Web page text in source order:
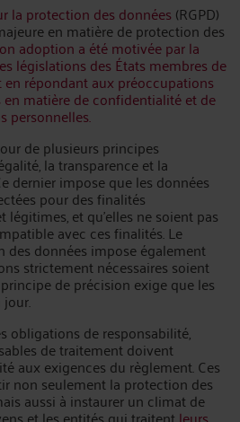
la protection des données (RGPD)
en matière de protection des
adoption a été motivée par la
législations des États membres de
répondant aux préoccupations
matière de confidentialité et de
personnelles.
de plusieurs principes
la transparence et la
dernier impose que les données
pour des finalités
légitimes, et qu'elles ne soient pas
avec ces finalités. Le
données impose également
strictement nécessaires soient
de précision exige que les
obligations de responsabilité,
de traitement doivent
aux exigences du règlement. Ces
non seulement la protection des
aussi à instaurer un climat de